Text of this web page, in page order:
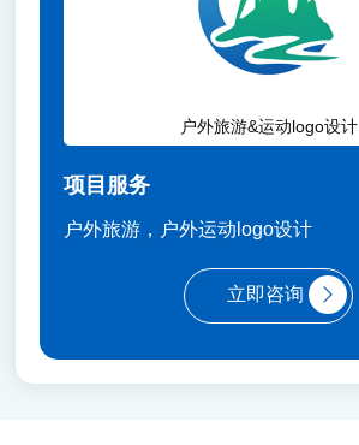
户外旅游&运动logo设计
项目服务
户外旅游，户外运动logo设计
立即咨询